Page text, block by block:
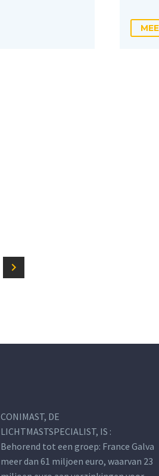
CONIMAST, DE
LICHTMASTSPECIALIST, IS :
Behorend tot een groep: France Galva
meer dan 61 miljoen euro, waarvan 23